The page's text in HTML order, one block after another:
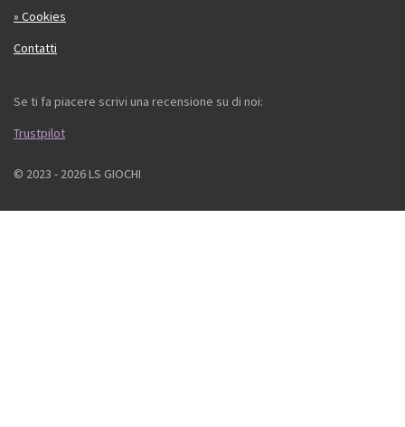
» Cookies
Contatti
Se ti fa piacere scrivi una recensione su di noi:
Trustpilot
© 2023 - 2026 LS GIOCHI